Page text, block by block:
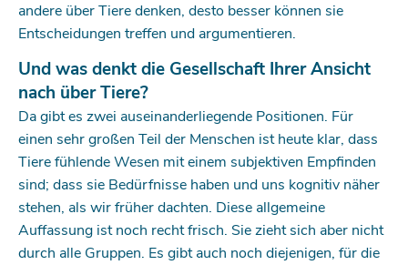
andere über Tiere denken, desto besser können sie
Entscheidungen treffen und argumentieren.
Und was denkt die Gesellschaft Ihrer Ansicht
nach über Tiere?
Da gibt es zwei auseinanderliegende Positionen. Für
einen sehr großen Teil der Menschen ist heute klar, dass
Tiere fühlende Wesen mit einem subjektiven Empfinden
sind; dass sie Bedürfnisse haben und uns kognitiv näher
stehen, als wir früher dachten. Diese allgemeine
Auffassung ist noch recht frisch. Sie zieht sich aber nicht
durch alle Gruppen. Es gibt auch noch diejenigen, für die